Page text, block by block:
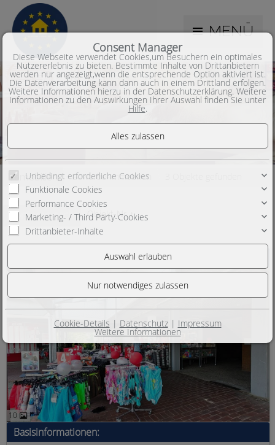
MENÜ
Immobilien Gewerbe-Immobilien
Sortieren nach Objekt-Nr. ↑
10
Basisinformationen:
Consent Manager
Diese Webseite verwendet Cookies,um Besuchern ein optimales
Nutzererlebnis zu bieten. Bestimmte Inhalte von Drittanbietern
werden nur angezeigt,wenn die entsprechende Option aktiviert ist.
Die Datenverarbeitung kann dann auch in einem Drittland erfolgen.
Weitere Informationen hierzu in der Datenschutzerklärung. Weitere
Informationen zu den Auswirkungen Ihrer Auswahl finden Sie unter
Hilfe.
Unbedingt erforderliche Cookies
Funktionale Cookies
Performance Cookies
Marketing- / Third Party-Cookies
Drittanbieter-Inhalte
Cookie-Details | Datenschutz| Impressum
Weitere Informationen